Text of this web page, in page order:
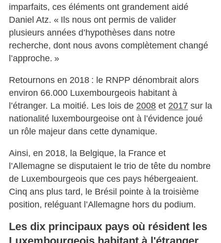
imparfaits, ces éléments ont grandement aidé
Daniel Atz. « Ils nous ont permis de valider
plusieurs années d’hypothèses dans notre
recherche, dont nous avons complètement changé
l’approche. »
Retournons en 2018 : le RNPP dénombrait alors
environ 66.000 Luxembourgeois habitant à
l’étranger. La moitié. Les lois de 2008et 2017 sur la
nationalité luxembourgeoise ont à l’évidence joué
un rôle majeur dans cette dynamique.
Ainsi, en 2018, la Belgique, la France et
l’Allemagne se disputaient le trio de tête du nombre
de Luxembourgeois que ces pays hébergeaient.
Cinq ans plus tard, le Brésil pointe à la troisième
position, reléguant l’Allemagne hors du podium.
Les dix principaux pays où résident les